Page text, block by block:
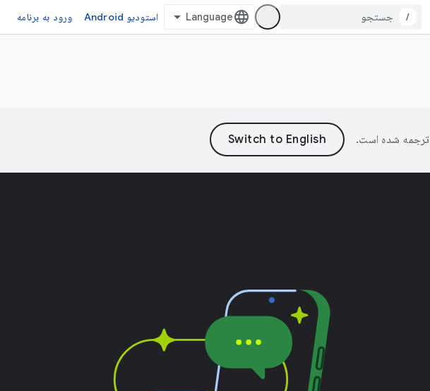
/ استودیو Android ورود به برنامه
ترجمه شده است.